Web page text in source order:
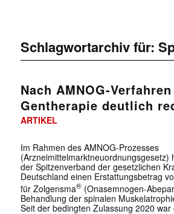
Schlagwortarchiv für:
Nach AMNOG-
Gentherapie deutlich
ARTIKEL
Im Rahmen des AMNOG-Prozesses
(Arzneimittelmarktneuordnungsgesetz)
der Spitzenverband der gesetzlichen
Deutschland einen Erstattungsbetrag
für Zolgensma®(Onasemnogen-
Behandlung der spinalen
Seit der bedingten Zulassung 2020